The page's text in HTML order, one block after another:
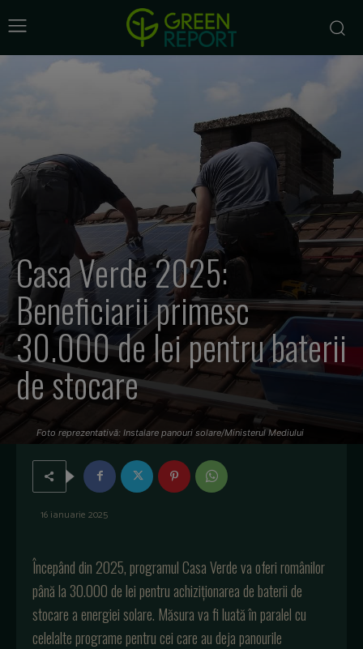
Casa Verde 2025:
Beneficiarii primesc
30.000 de lei pentru baterii
de stocare
Foto reprezentativă: Instalare panouri solare/Ministerul Mediului
16 ianuarie 2025
Începând din 2025, programul Casa Verde va oferi românilor
până la 30.000 de lei pentru achiziționarea de baterii de
stocare a energiei solare. Măsura va fi luată în paralel cu
celelalte programe pentru cei care au deja panourile